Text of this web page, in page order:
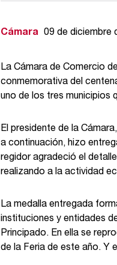
Cámara 09 de diciembre
La Cámara de Comercio
conmemorativa del
uno de los tres municipios
El presidente de la
a continuación, hizo
regidor agradeció el
realizando a la actividad
La medalla entregada
instituciones y entidades
Principado. En ella se
de la Feria de este año. Y